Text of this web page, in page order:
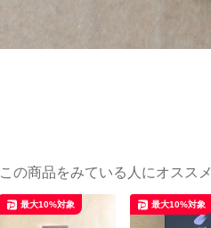
この商品をみている人にオススメ
最大10%対象 最大10%対象